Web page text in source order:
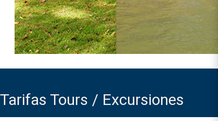
Tarifas Tours / Excursiones